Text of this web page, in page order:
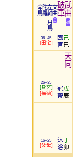
武
曲
祿
破
軍
文
曲
忌
左
輔
陀
羅
命
馬
月
馬
36~45
田宅
臨
官
己
巳
天
同
26~35
身宮
福德
冠
帶
戊
辰
16~25
父母
沐
浴
丁
卯